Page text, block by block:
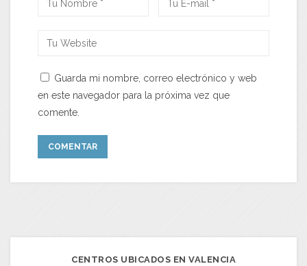
Guarda mi nombre, correo electrónico y web
en este navegador para la próxima vez que
comente.
CENTROS UBICADOS EN VALENCIA